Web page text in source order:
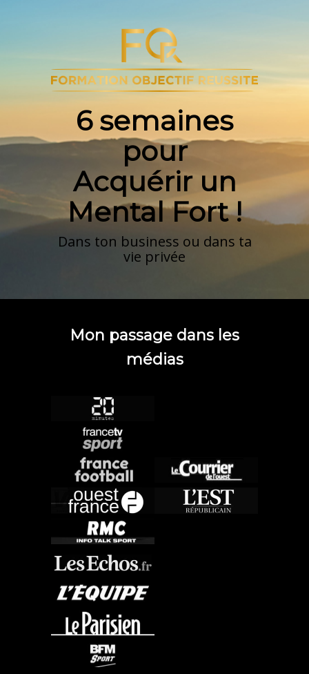
6 semaines
pour
Acquérir un
Mental Fort !
Dans ton business ou dans ta
vie privée
Mon passage dans les
médias